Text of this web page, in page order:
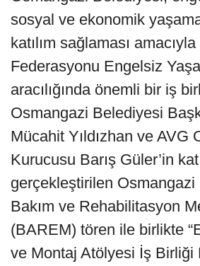
sosyal ve ekonomik
katılım sağlaması
Federasyonu Engelsiz
aracılığında önemli bir iş
Osmangazi Belediyesi
Mücahit Yıldızhan ve AVG
Kurucusu Barış Güler’in
gerçekleştirilen Osmangazi
Bakım ve Rehabilitasyon
(BAREM) tören ile birlikte
ve Montaj Atölyesi İş Birliği